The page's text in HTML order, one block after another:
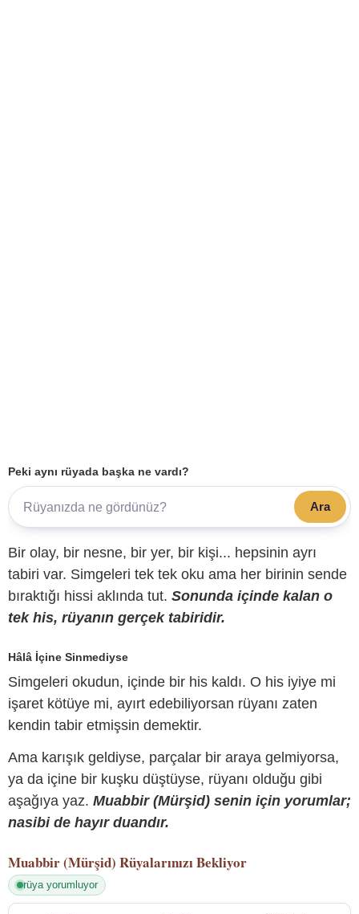
Peki aynı rüyada başka ne vardı?
Ara
Bir olay, bir nesne, bir yer, bir kişi... hepsinin ayrı
tabiri var. Simgeleri tek tek oku ama her birinin sende
bıraktığı hissi aklında tut. Sonunda içinde kalan o
tek his, rüyanın gerçek tabiridir.
Hâlâ İçine Sinmediyse
Simgeleri okudun, içinde bir his kaldı. O his iyiye mi
işaret kötüye mi, ayırt edebiliyorsan rüyanı zaten
kendin tabir etmişsin demektir.
Ama karışık geldiyse, parçalar bir araya gelmiyorsa,
ya da içine bir kuşku düştüyse, rüyanı olduğu gibi
aşağıya yaz. Muabbir (Mürşid) senin için yorumlar;
nasibi de hayır duandır.
Muabbir (Mürşid) Rüyalarınızı Bekliyor
rüya yorumluyor